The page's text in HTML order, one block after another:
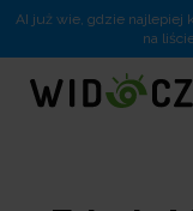
AI już wie, gdzie najlepiej
na